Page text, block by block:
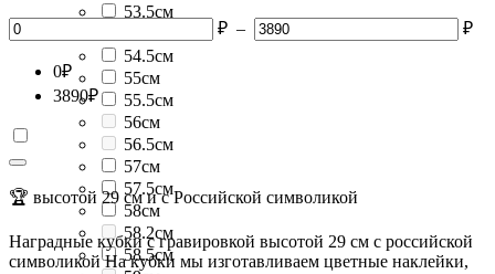
53.5см
54.5см
55см
55.5см
56см
56.5см
57см
57.5см
58см
58.2см
58.5см
₽ – ₽
0₽
3890₽
🏆 высотой 29 см и с Российской символикой
Наградные кубки с гравировкой высотой 29 см с российской
символикой На кубки мы изготавливаем цветные наклейки,